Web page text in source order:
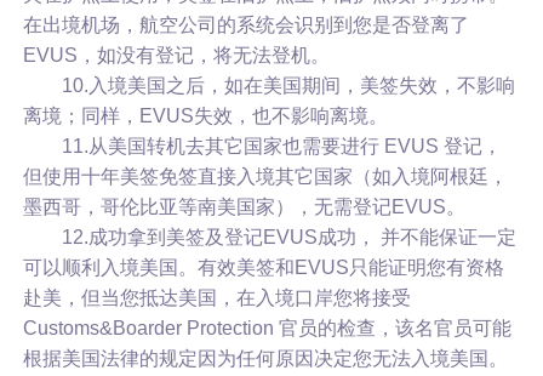
在出境机场，航空公司的系统会识别到您是否登离了
EVUS，如没有登记，将无法登机。
10.入境美国之后，如在美国期间，美签失效，不影响
离境；同样，EVUS失效，也不影响离境。
11.从美国转机去其它国家也需要进行 EVUS 登记，
但使用十年美签免签直接入境其它国家（如入境阿根廷，
墨西哥，哥伦比亚等南美国家），无需登记EVUS。
12.成功拿到美签及登记EVUS成功， 并不能保证一定
可以顺利入境美国。有效美签和EVUS只能证明您有资格
赴美，但当您抵达美国，在入境口岸您将接受
Customs&Boarder Protection 官员的检查，该名官员可能
根据美国法律的规定因为任何原因决定您无法入境美国。